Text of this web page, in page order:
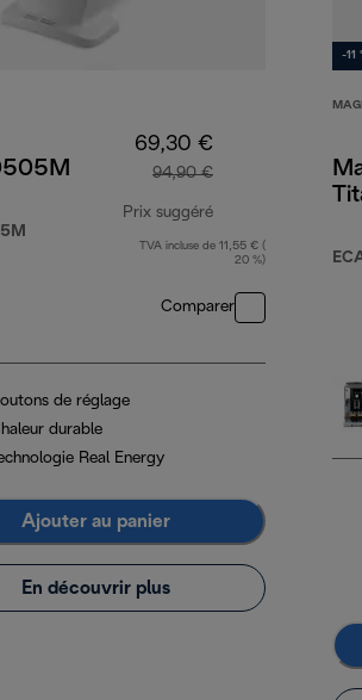
69,30 €
94,90 €
Prix suggéré
prix original
TVA incluse de 11,55 € (
20 %)
Comparer
de réglage
durable
Real Energy
Ajouter au panier
En découvrir plus
-11